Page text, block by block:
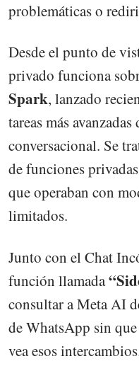
problemáticas o
Desde el punto de
privado funciona
Spark, lanzado
tareas más
conversacional. Se
de funciones
que operaban con
limitados.
Junto con el Chat
función llamada
consultar a Meta AI
de WhatsApp sin
vea esos